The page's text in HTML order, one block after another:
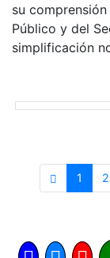
su
Público y del
simplificación
1